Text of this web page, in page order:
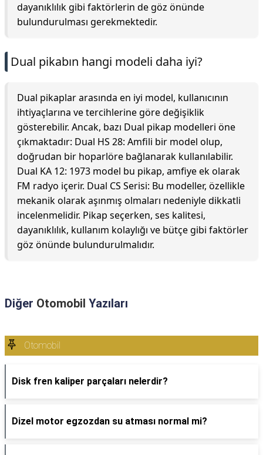
dayanıklılık gibi faktörlerin de göz önünde
bulundurulması gerekmektedir.
Dual pikabın hangi modeli daha iyi?
Dual pikaplar arasında en iyi model, kullanıcının
ihtiyaçlarına ve tercihlerine göre değişiklik
gösterebilir. Ancak, bazı Dual pikap modelleri öne
çıkmaktadır: Dual HS 28: Amfili bir model olup,
doğrudan bir hoparlöre bağlanarak kullanılabilir.
Dual KA 12: 1973 model bu pikap, amfiye ek olarak
FM radyo içerir. Dual CS Serisi: Bu modeller, özellikle
mekanik olarak aşınmış olmaları nedeniyle dikkatli
incelenmelidir. Pikap seçerken, ses kalitesi,
dayanıklılık, kullanım kolaylığı ve bütçe gibi faktörler
göz önünde bulundurulmalıdır.
Diğer Otomobil Yazıları
Otomobil
Disk fren kaliper parçaları nelerdir?
Dizel motor egzozdan su atması normal mi?